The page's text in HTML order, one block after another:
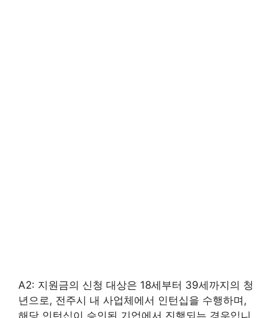
A2: 지원금의 신청 대상은 18세부터 39세까지의 청
년으로, 전주시 내 사업체에서 인턴십을 수행하며,